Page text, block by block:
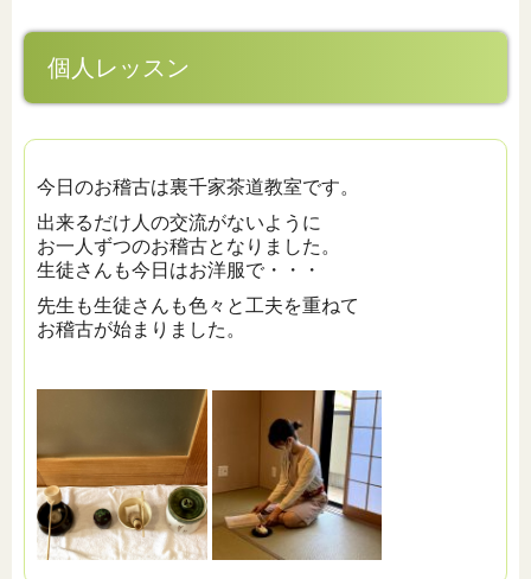
個人レッスン
今日のお稽古は裏千家茶道教室です。
出来るだけ人の交流がないように
お一人ずつのお稽古となりました。
生徒さんも今日はお洋服で・・・
先生も生徒さんも色々と工夫を重ねて
お稽古が始まりました。